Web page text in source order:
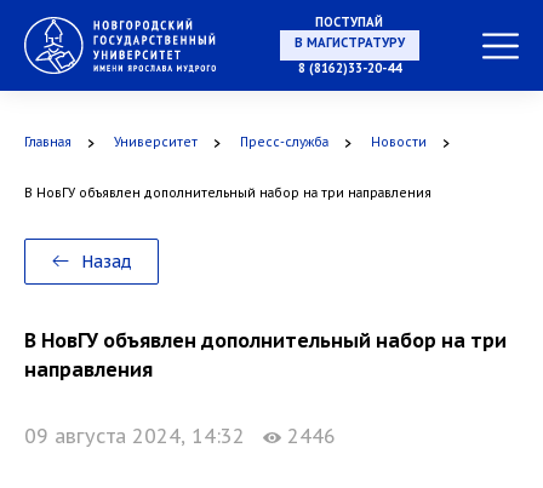
ПОСТУПАЙ
В МАГИСТРАТУРУ
8 (8162)33-20-44
Главная Университет Пресс-служба Новости
В НовГУ объявлен дополнительный набор на три направления
Назад
В НовГУ объявлен дополнительный набор на три
направления
09 августа 2024, 14:32 2446